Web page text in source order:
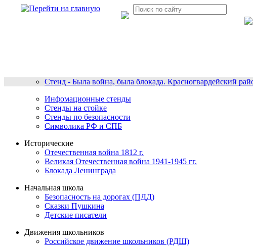
Стенд - Была война, была блокада. Красногвардейский
Инфомационные стенды
Стенды на стойке
Стенды по безопасности
Символика РФ и СПБ
Исторические
Отечественная война 1812 г.
Великая Отечественная война 1941-1945 гг.
Блокада Ленинграда
Начальная школа
Безопасность на дорогах (ПДД)
Сказки Пушкина
Детские писатели
Движения школьников
Российское движение школьников (РДШ)